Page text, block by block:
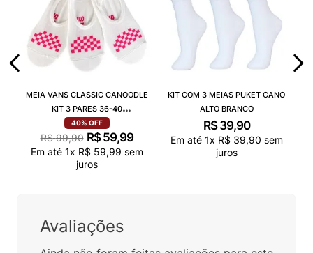
MEIA VANS CLASSIC CANOODLE
KIT 3 PARES 36-40
VN000QCAJU4
40% OFF
R$ 99,90 R$ 59,99
Em até 1x R$ 59,99 sem
juros
KIT COM 3 MEIAS PUKET CANO
ALTO BRANCO
R$ 39,90
Em até 1x R$ 39,90 sem
juros
Avaliações